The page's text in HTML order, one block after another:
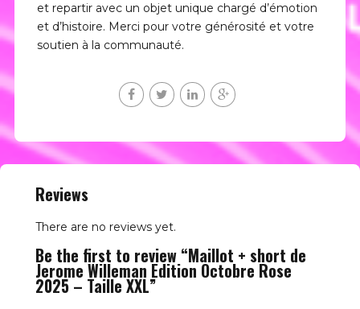
et repartir avec un objet unique chargé d’émotion
et d’histoire. Merci pour votre générosité et votre
soutien à la communauté.
Reviews
There are no reviews yet.
Be the first to review “Maillot + short de
Jerome Willeman Edition Octobre Rose
2025 – Taille XXL”